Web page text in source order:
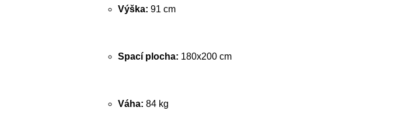
Výška: 91 cm
Spací plocha: 180x200 cm
Váha: 84 kg